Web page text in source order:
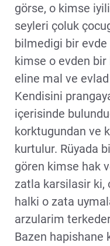
görse, o kimse
seyleri çoluk
bilmedigi bir
kimse o evden
eline mal ve
Kendisini
içerisinde
korktugundan ve
kurtulur. Rüyada
gören kimse hak
zatla karsilasir ki,
halki o zata
arzularim
Bazen hapishane